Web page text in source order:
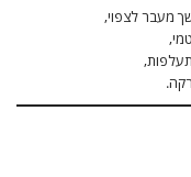
מעבר לצפוי,